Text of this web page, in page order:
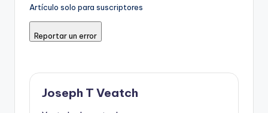
Artículo solo para suscriptores
Reportar un error
Joseph T Veatch